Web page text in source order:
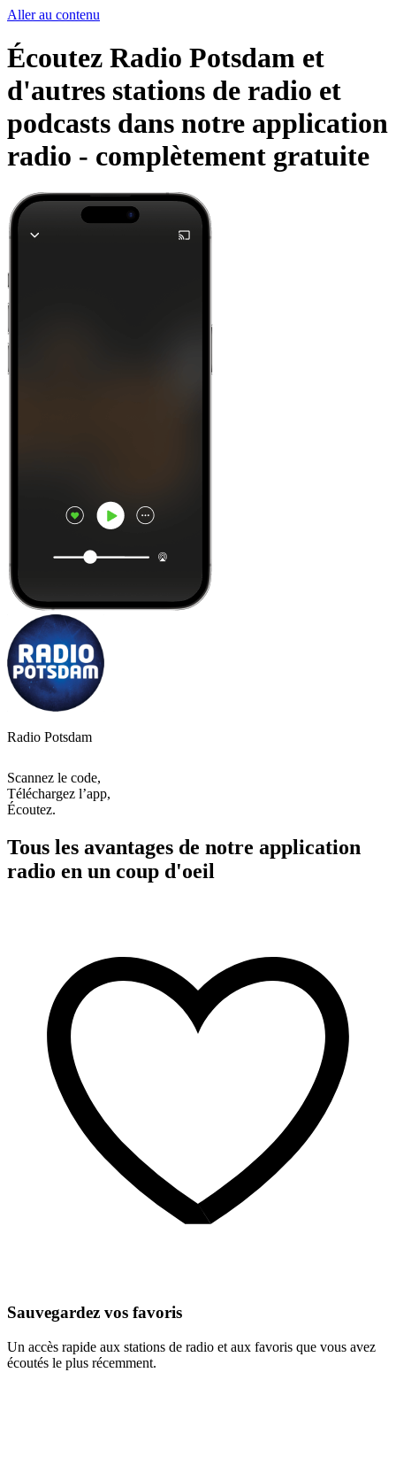
Aller au contenu
Écoutez Radio Potsdam et
d'autres stations de radio et
podcasts dans notre application
radio - complètement gratuite
Radio Potsdam
Scannez le code,
Téléchargez l’app,
Écoutez.
Tous les avantages de notre application
radio en un coup d'oeil
Sauvegardez vos favoris
Un accès rapide aux stations de radio et aux favoris que vous avez
écoutés le plus récemment.